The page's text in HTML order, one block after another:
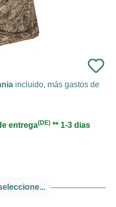
incluido, más gastos de
entrega(DE) ** 1-3 dias